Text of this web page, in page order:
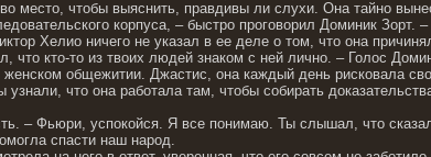
место, чтобы выяснить, правдивы ли слухи. Она тайно
корпуса, – быстро проговорил Доминик Зорт.
Хелио ничего не указал в ее деле о том, что она
кто-то из твоих людей знаком с ней лично. – Голос
общежитии. Джастис, она каждый день рисковала
что она работала там, чтобы собирать
– Фьюри, успокойся. Я все понимаю. Ты слышал, что
спасти наш народ.